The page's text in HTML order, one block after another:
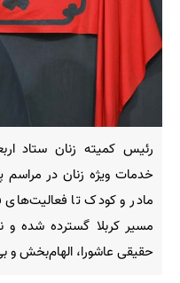
رئیس کمیته زنان ستاد
خدمات ویژه زنان در مراسم
مادر و کودک تا
مسیر کربلا گسترده شده و
حقیقی عاشورا، الهام‌بخش و